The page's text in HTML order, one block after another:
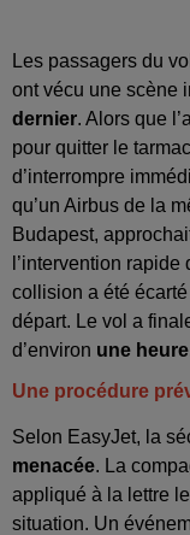
Les passagers du vol
ont vécu une scène
dernier. Alors que
pour quitter le
d’interrompre
qu’un Airbus de la
Budapest,
l’intervention
collision a été
départ. Le vol a
d’environ une heure
Une procédure
Selon EasyJet, la
menacée. La
appliqué à la lettre
situation. Un